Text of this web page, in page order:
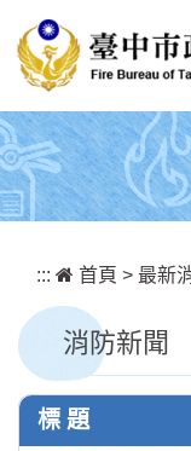
::: 首頁 > 最新
消防新聞
標 題